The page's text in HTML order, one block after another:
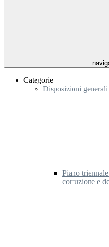
Categorie
Disposizioni generali
Piano
corruzione e